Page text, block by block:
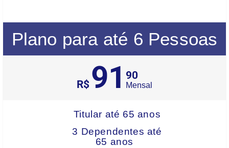
Plano para até 6 Pessoas
R$ 91 90
Mensal
Titular até 65 anos
3 Dependentes até
65 anos